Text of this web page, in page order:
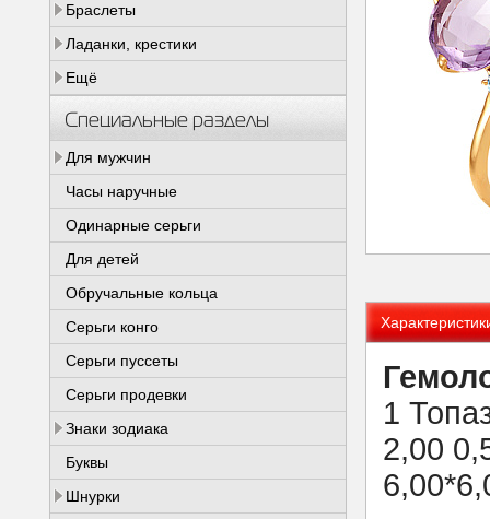
Браслеты
Ладанки, крестики
Ещё
Специальные разделы
Для мужчин
Часы наручные
Одинарные серьги
Для детей
Обручальные кольца
Серьги конго
Серьги пуссеты
Серьги продевки
Знаки зодиака
Буквы
Шнурки
1
2,00